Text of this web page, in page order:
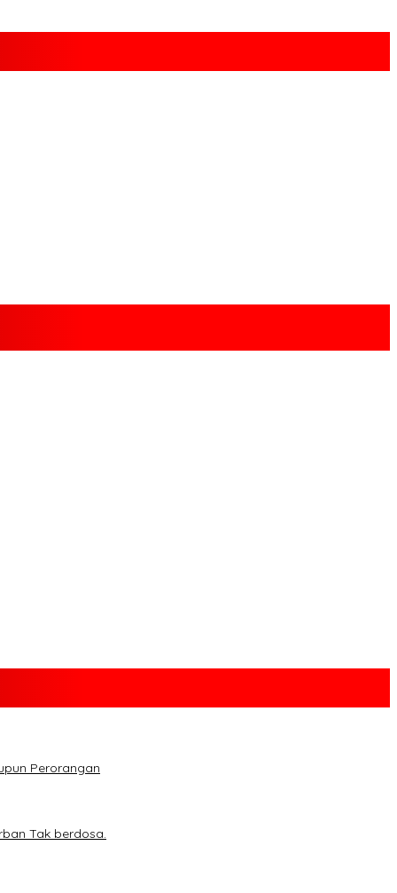
Perorangan
Tak berdosa.